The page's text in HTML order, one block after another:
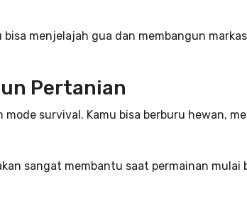
menjelajah gua dan membangun
Pertanian
survival. Kamu bisa berburu hewan,
sangat membantu saat permainan mulai